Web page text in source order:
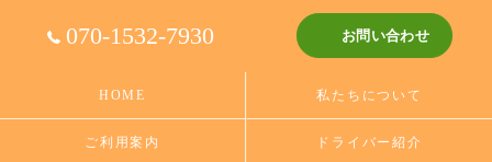
070-1532-7930 お問い合わせ
HOME 私たちについて
ご利用案内 ドライバー紹介